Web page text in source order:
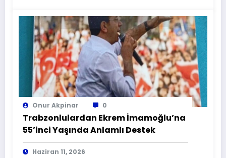
Onur Akpinar 0
Trabzonlulardan Ekrem İmamoğlu’na
55’inci Yaşında Anlamlı Destek
Haziran 11, 2026